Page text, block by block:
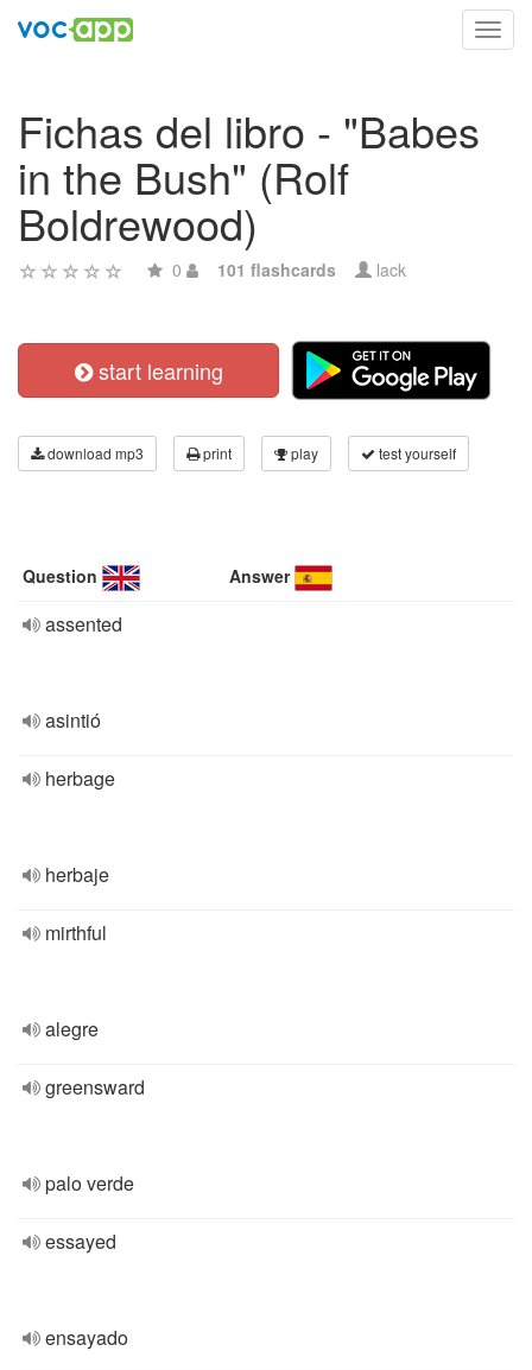
Fichas del libro - "Babes
in the Bush" (Rolf
Boldrewood)
0 101 flashcards lack
start learning
download mp3 print play test yourself
Question Answer
assented
asintió
herbage
herbaje
mirthful
alegre
greensward
palo verde
essayed
ensayado